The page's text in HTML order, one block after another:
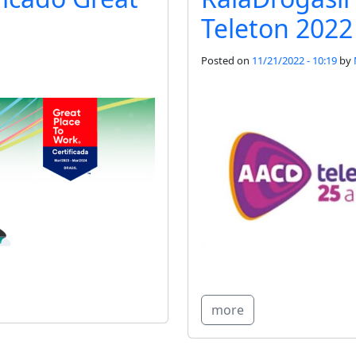
Teleton 2022
Posted on 11/21/2022 - 10:19 by
more